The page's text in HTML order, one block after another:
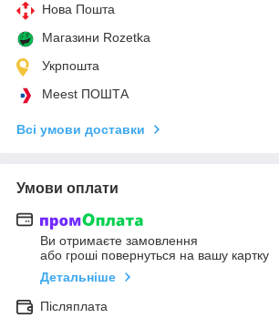
Нова Пошта
Магазини Rozetka
Укрпошта
Meest ПОШТА
Всі умови доставки
Умови оплати
Ви отримаєте замовлення
або гроші повернуться на вашу картку
Детальніше
Післяплата